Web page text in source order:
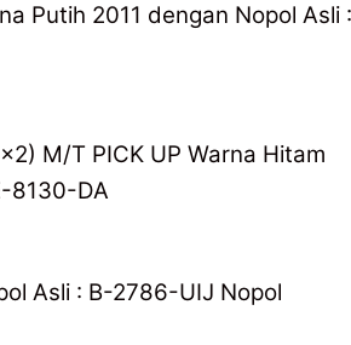
Putih 2011 dengan Nopol Asli :
M/T PICK UP Warna Hitam
8130-DA
Asli : B-2786-UIJ Nopol